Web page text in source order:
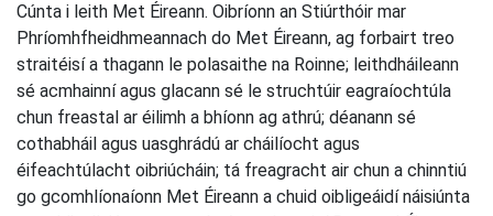
Cúnta i leith Met Éireann. Oibríonn an Stiúrthóir mar
Phríomhfheidhmeannach do Met Éireann, ag forbairt treo
straitéisí a thagann le polasaithe na Roinne; leithdháileann
sé acmhainní agus glacann sé le struchtúir eagraíochtúla
chun freastal ar éilimh a bhíonn ag athrú; déanann sé
cothabháil agus uasghrádú ar cháilíocht agus
éifeachtúlacht oibriúcháin; tá freagracht air chun a chinntiú
go gcomhlíonaíonn Met Éireann a chuid oibligeáidí náisiúnta